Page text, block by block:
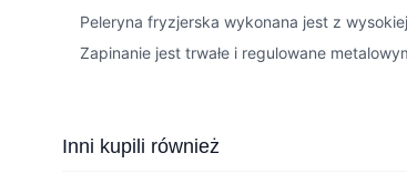
Peleryna fryzjerska wykonana jest z
Zapinanie jest trwałe i regulowane
Press to skip carousel
Inni kupili również